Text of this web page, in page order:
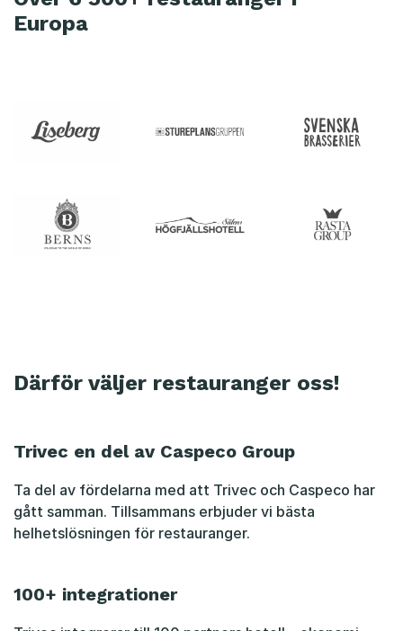
Europa
Därför väljer restauranger oss!
Trivec en del av Caspeco Group
Ta del av fördelarna med att Trivec och Caspeco har
gått samman. Tillsammans erbjuder vi bästa
helhetslösningen för restauranger.
100+ integrationer